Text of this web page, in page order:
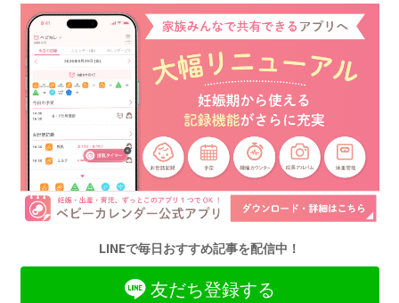
LINEで毎日おすすめ記事を配信中！
友だち登録する